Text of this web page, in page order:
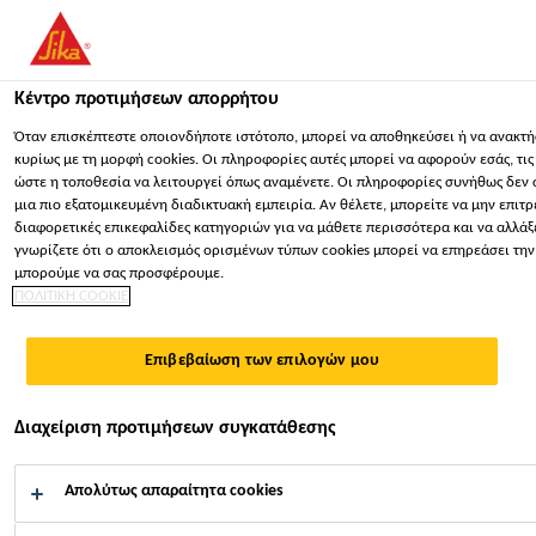
You are accessing "Sika Hellas ΑΒΕΕ", it seems you are accessing
dedicated website for your country.
ΣΕ ΠΑΡΑΜΕΊΝΕΤΕΕΠΙΛΈΞΤΕ ΧΏΡΑ
Sika Hellas ΑΒΕΕ
Sikafloor®-200
Level
ΚΟΝΙΑΜΑ ΤΡΟΠΟΠΟΙΗΜΕΝΟ ΜΕ
ΠΟΛΥΜΕΡΗ ΓΙΑ ΠΑΧΗ ΕΦΑΡΜΟΓΗΣ 3-
Κέντρο προτιμήσεων απορρήτου
Όταν επισκέπτεστε οποιονδήποτε ιστότοπο, μπορεί να αποθηκεύσει ή να
κυρίως με τη μορφή cookies. Οι πληροφορίες αυτές μπορεί να αφορούν εσάς,
ώστε η τοποθεσία να λειτουργεί όπως αναμένετε. Οι πληροφορίες συνήθως
μια πιο εξατομικευμένη διαδικτυακή εμπειρία. Αν θέλετε, μπορείτε να μην
διαφορετικές επικεφαλίδες κατηγοριών για να μάθετε περισσότερα και να
γνωρίζετε ότι ο αποκλεισμός ορισμένων τύπων cookies μπορεί να επηρεάσει
μπορούμε να σας προσφέρουμε.
ΠΟΛΙΤΙΚΗ COOKIE
Επιβεβαίωση των επιλογών μου
Διαχείριση προτιμήσεων συγκατάθεσης
Απολύτως απαραίτητα cookies